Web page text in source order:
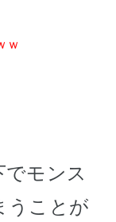
ｗ
モンス
うことが